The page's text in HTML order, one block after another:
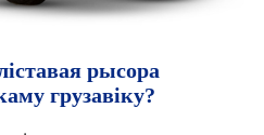
рысора
грузавіку?